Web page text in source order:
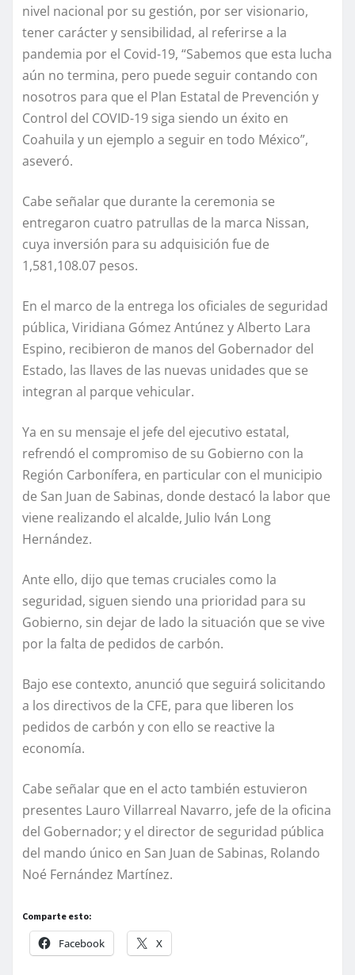
nivel nacional por su gestión, por ser visionario,
tener carácter y sensibilidad, al referirse a la
pandemia por el Covid-19, “Sabemos que esta lucha
aún no termina, pero puede seguir contando con
nosotros para que el Plan Estatal de Prevención y
Control del COVID-19 siga siendo un éxito en
Coahuila y un ejemplo a seguir en todo México”,
aseveró.
Cabe señalar que durante la ceremonia se
entregaron cuatro patrullas de la marca Nissan,
cuya inversión para su adquisición fue de
1,581,108.07 pesos.
En el marco de la entrega los oficiales de seguridad
pública, Viridiana Gómez Antúnez y Alberto Lara
Espino, recibieron de manos del Gobernador del
Estado, las llaves de las nuevas unidades que se
integran al parque vehicular.
Ya en su mensaje el jefe del ejecutivo estatal,
refrendó el compromiso de su Gobierno con la
Región Carbonífera, en particular con el municipio
de San Juan de Sabinas, donde destacó la labor que
viene realizando el alcalde, Julio Iván Long
Hernández.
Ante ello, dijo que temas cruciales como la
seguridad, siguen siendo una prioridad para su
Gobierno, sin dejar de lado la situación que se vive
por la falta de pedidos de carbón.
Bajo ese contexto, anunció que seguirá solicitando
a los directivos de la CFE, para que liberen los
pedidos de carbón y con ello se reactive la
economía.
Cabe señalar que en el acto también estuvieron
presentes Lauro Villarreal Navarro, jefe de la oficina
del Gobernador; y el director de seguridad pública
del mando único en San Juan de Sabinas, Rolando
Noé Fernández Martínez.
Comparte esto:
Facebook X